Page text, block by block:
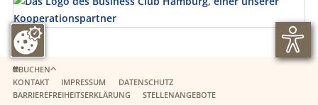
BUCHEN
KONTAKT
IMPRESSUM
DATENSCHUTZ
BARRIEREFREIHEITSERKLÄRUNG
STELLENANGEBOTE